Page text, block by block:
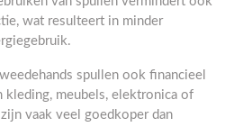
wat resulteert in minder
spullen ook financieel
meubels, elektronica of
vaak veel goedkoper dan